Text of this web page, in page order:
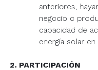
anteriores,
negocio o
capacidad de
energía solar en
2. PARTICIPACIÓN